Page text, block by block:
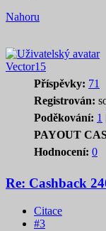
Nahoru
Vector15
Příspěvky: 71
Registrován:
Poděkování: 1
PAYOUT
Hodnocení: 0
Re: Cashback
Citace
#3